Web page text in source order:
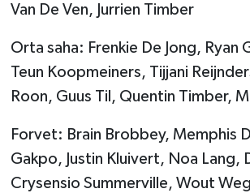
Van De Ven, Jurrien Timber
Orta saha: Frenkie De Jong, Ryan
Teun Koopmeiners, Tijjani
Roon, Guus Til, Quentin Timber,
Forvet: Brain Brobbey, Memphis
Gakpo, Justin Kluivert, Noa Lang,
Crysensio Summerville, Wout